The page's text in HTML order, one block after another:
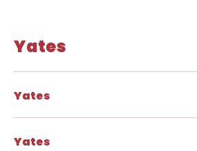
Yates
Yates
Yates